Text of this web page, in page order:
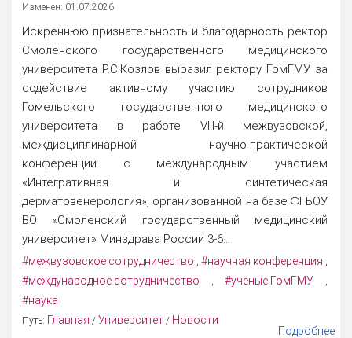
Изменен: 01.07.2026
Искреннюю признательность и благодарность ректор
Смоленского государственного медицинского
университета Р.С.Козлов выразил ректору ГомГМУ за
содействие активному участию сотрудников
Гомельского государственного медицинского
университета в работе VIII-й межвузовской,
междисциплинарной научно-практической
конференции с международным участием
«Интегративная и синтетическая
дерматовенерология», организованной на базе ФГБОУ
ВО «Смоленский государственный медицинский
университет» Минздрава России 3-6...
#межвузовское сотрудничество #научная конференция
#международное сотрудничество ,#ученые ГомГМУ
#наука
Путь: Главная / Университет / Новости
Подробнее